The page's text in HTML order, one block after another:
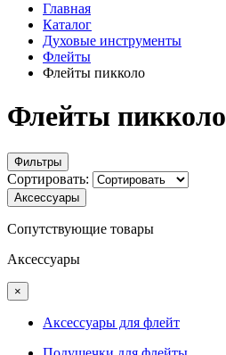
Главная
Каталог
Духовые инструменты
Флейты
Флейты пикколо
Флейты пикколо
Фильтры
Сортировать:
Аксессуары
Сопутствующие товары
Аксессуары
×
Аксессуары для флейт